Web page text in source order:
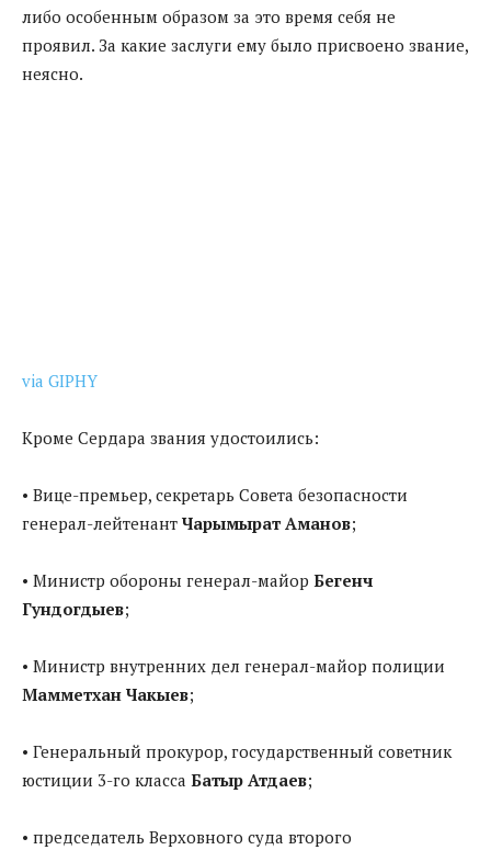
либо особенным образом за это время себя не
проявил. За какие заслуги ему было присвоено звание,
неясно.
via GIPHY
Кроме Сердара звания удостоились:
• Вице-премьер, секретарь Совета безопасности
генерал-лейтенант Чарымырат Аманов;
• Министр обороны генерал-майор Бегенч
Гундогдыев;
• Министр внутренних дел генерал-майор полиции
Мамметхан Чакыев;
• Генеральный прокурор, государственный советник
юстиции 3-го класса Батыр Атдаев;
• председатель Верховного суда второго